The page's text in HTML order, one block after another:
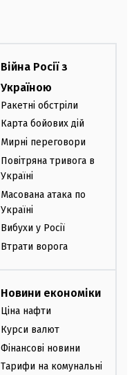
Війна Росії з
Україною
Ракетні обстріли
Карта бойових дій
Мирні переговори
Повітряна тривога в
Україні
Масована атака по
Україні
Вибухи у Росії
Втрати ворога
Новини економіки
Ціна нафти
Курси валют
Фінансові новини
Тарифи на комунальні